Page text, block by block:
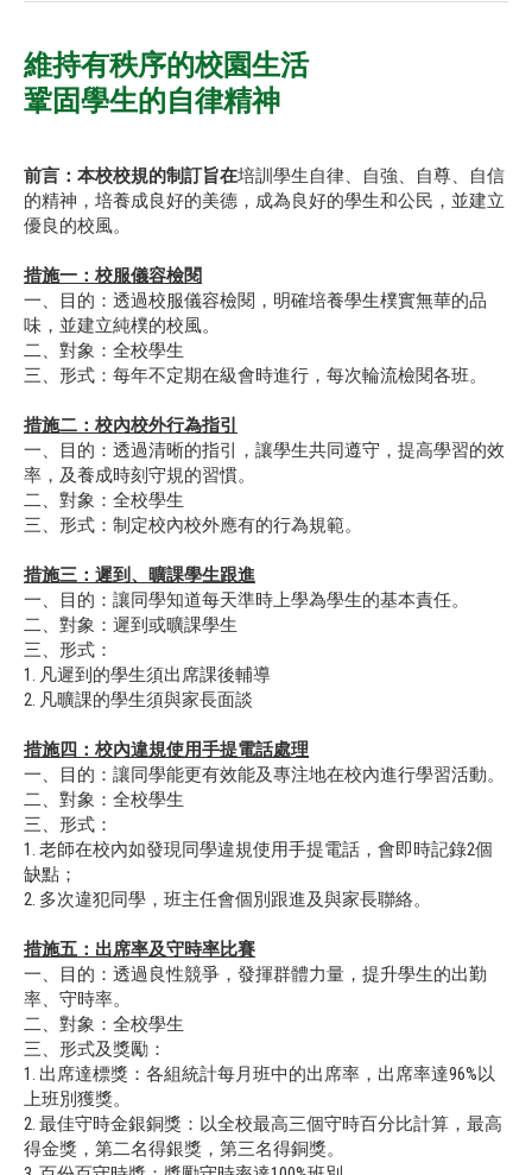
維持有秩序的校園生活
鞏固學生的自律精神
前言：本校校規的制訂旨在培訓學生自律、自強、自尊、自信
的精神，培養成良好的美德，成為良好的學生和公民，並建立
優良的校風。
措施一：校服儀容檢閱
一、目的：透過校服儀容檢閱，明確培養學生樸實無華的品
味，並建立純樸的校風。
二、對象：全校學生
三、形式：每年不定期在級會時進行，每次輪流檢閱各班。
措施二：校內校外行為指引
一、目的：透過清晰的指引，讓學生共同遵守，提高學習的效
率，及養成時刻守規的習慣。
二、對象：全校學生
三、形式：制定校內校外應有的行為規範。
措施三：遲到、曠課學生跟進
一、目的：讓同學知道每天準時上學為學生的基本責任。
二、對象：遲到或曠課學生
三、形式：
1. 凡遲到的學生須出席課後輔導
2. 凡曠課的學生須與家長面談
措施四： 校內違規使用手提電話處理
一、目的：讓同學能更有效能及專注地在校內進行學習活動。
二、對象：全校學生
三、形式：
1. 老師在校內如發現同學違規使用手提電話，會即時記錄2個
缺點；
2. 多次違犯同學，班主任會個別跟進及與家長聯絡。
措施五：出席率及守時率比賽
一、目的：透過良性競爭，發揮群體力量，提升學生的出勤
率、守時率。
二、對象：全校學生
三、形式及獎勵：
1. 出席達標獎：各組統計每月班中的出席率，出席率達96%以
上班別獲獎。
2. 最佳守時金銀銅獎：以全校最高三個守時百分比計算，最高
得金獎，第二名得銀獎，第三名得銅獎。